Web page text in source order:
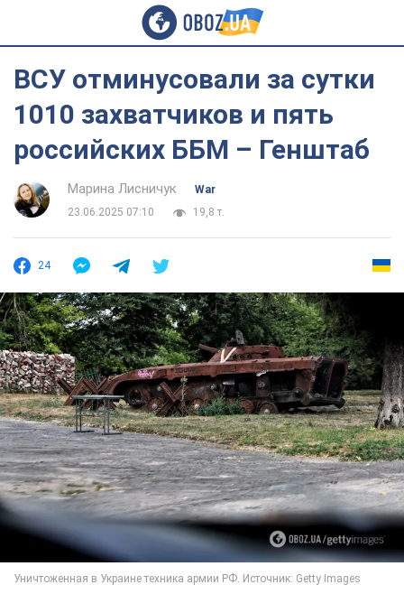
ВСУ отминусовали за сутки
1010 захватчиков и пять
российских ББМ – Генштаб
Марина Лисничук
War
23.06.2025 07:10
19,8 т.
24